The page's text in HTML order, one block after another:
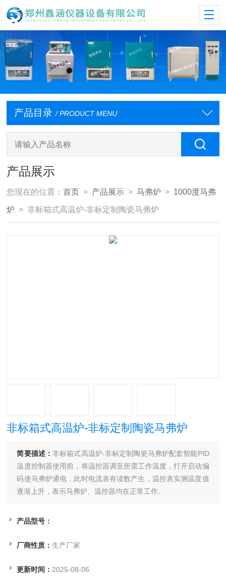
产品目录 / PRODUCT MENU
产品展示
您现在的位置：首页 > 产品展示 >马弗炉 > 1000度马弗
炉 > 非标箱式高温炉-非标定制陶瓷马弗炉
非标箱式高温炉-非标定制陶瓷马弗炉
简要描述：非标箱式高温炉-非标定制陶瓷马弗炉配套智能PID
温度控制器使用前，将温控器调至所需工作温度，打开启动编
码使马弗炉通电，此时电流表有读数产生，温控表实测温度值
逐渐上升，表示马弗炉、温控器均在正常工作。
产品型号：
厂商性质：生产厂家
更新时间： 2025-08-06